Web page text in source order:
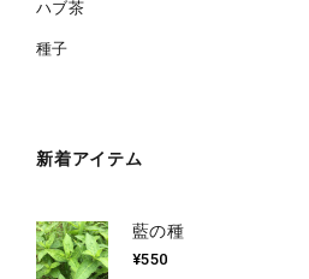
ハブ茶
種子
新着アイテム
藍の種
¥550